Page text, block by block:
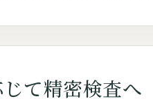
て精密検査へ